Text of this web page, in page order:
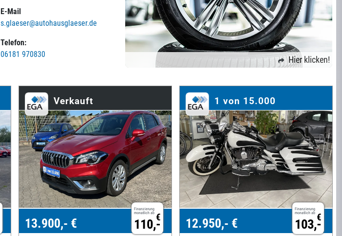
E-Mail
s.glaeser@autohausglaeser.de
Telefon:
06181 970830
Hier klicken!
Verkauft
Finanzierung
monatlich ab €
110,-
13.900,- €
1 von 15.000
Finanzierung
monatlich ab €
103,-
12.950,- €